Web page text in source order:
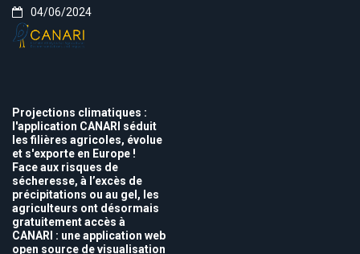
04/06/2024
Projections climatiques :
l'application CANARI séduit
les filières agricoles, évolue
et s'exporte en Europe !
Face aux risques de
sécheresse, à l’excès de
précipitations ou au gel, les
agriculteurs ont désormais
gratuitement accès à
CANARI : une application web
open source de visualisation